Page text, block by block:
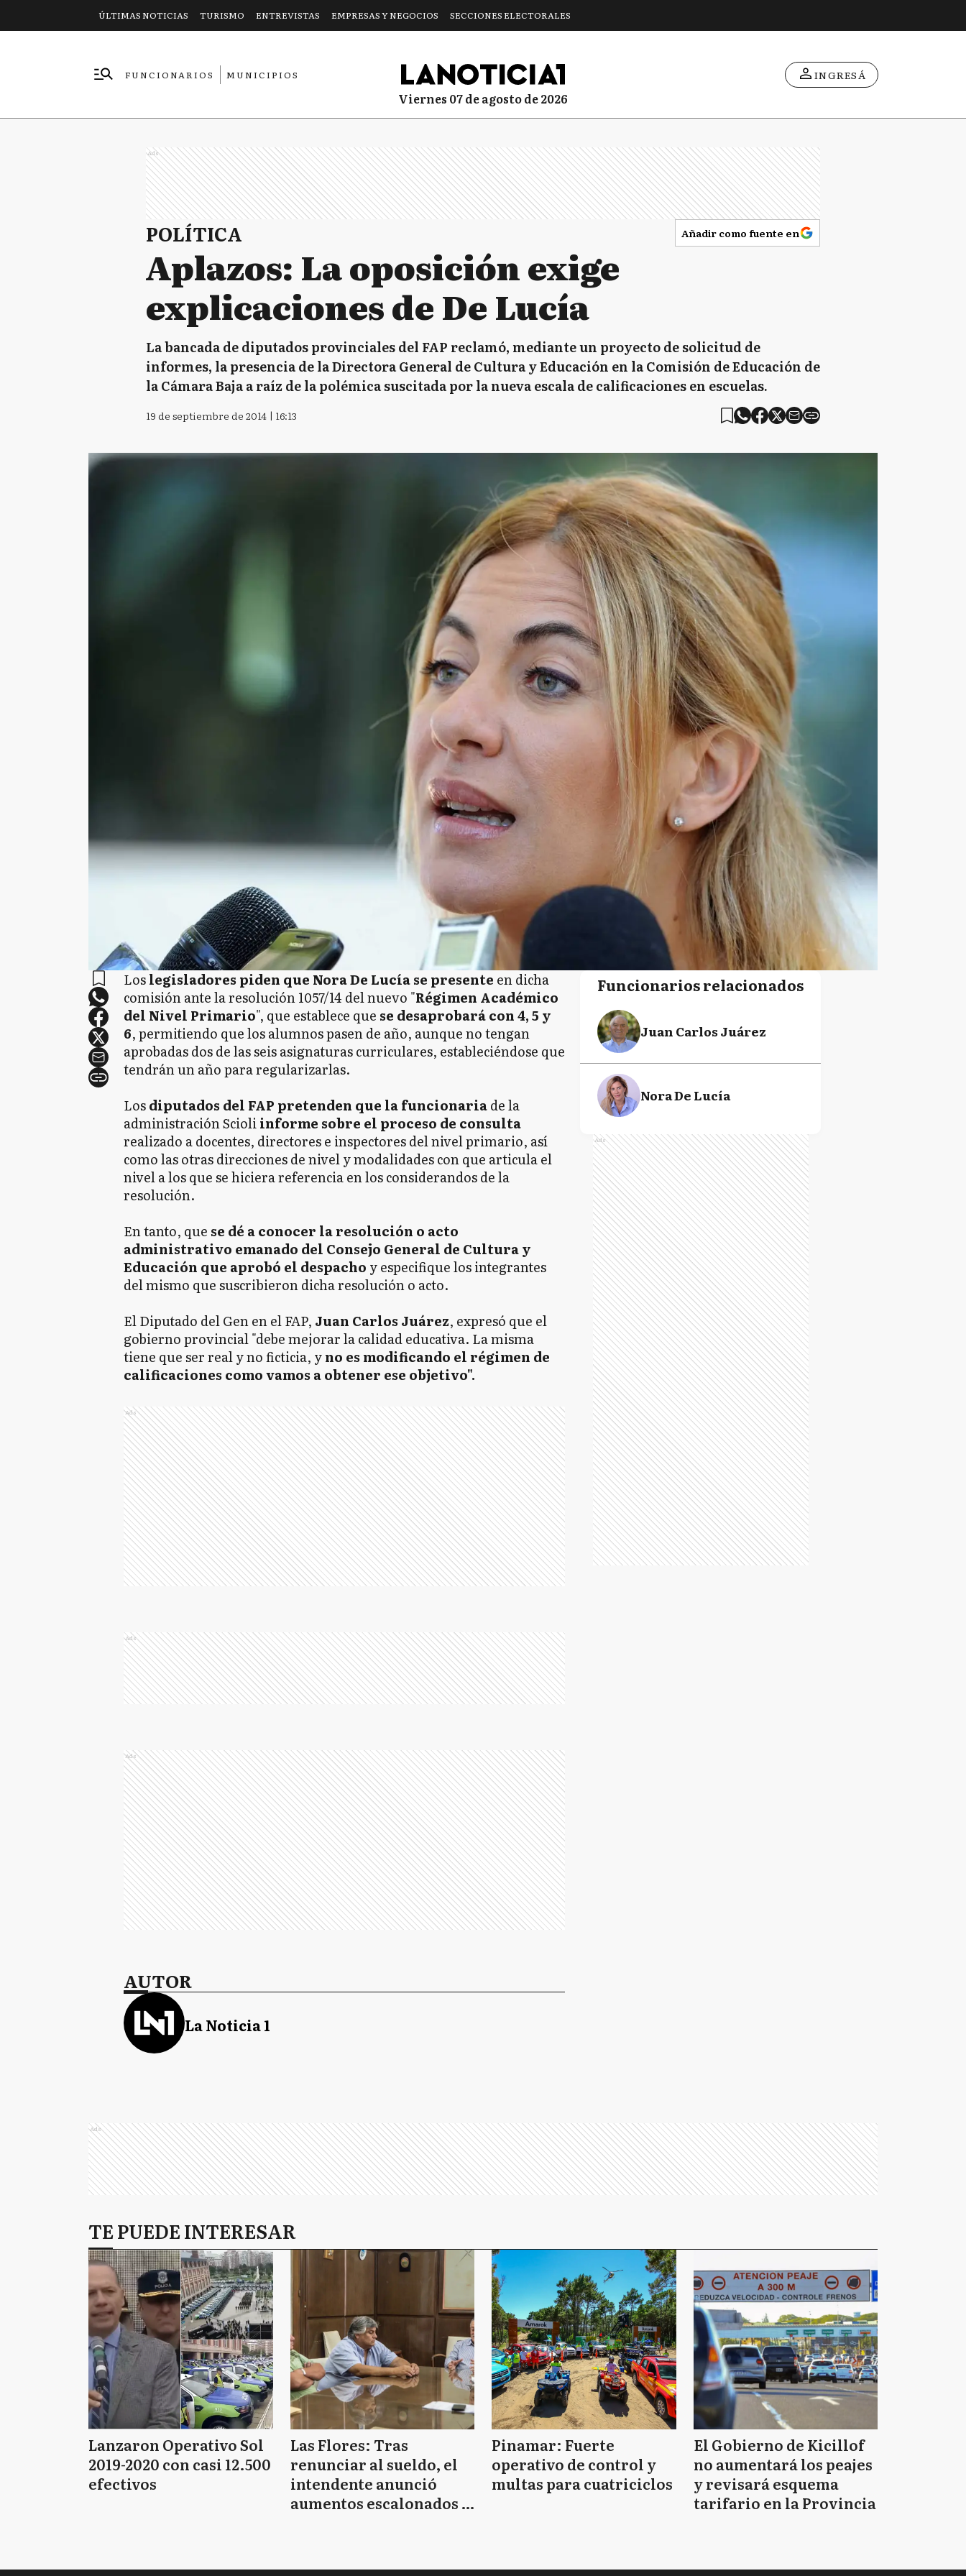
ÚLTIMAS NOTICIAS TURISMO ENTREVISTAS EMPRESAS Y NEGOCIOS SECCIONES ELECTORALES
FUNCIONARIOS
MUNICIPIOS
viernes 07 de agosto de 2026
INGRESÁ
Ads
POLÍTICA Añadir como fuente en
Aplazos: La oposición exige
explicaciones de De Lucía
La bancada de diputados provinciales del FAP reclamó, mediante un proyecto de solicitud de
informes, la presencia de la Directora General de Cultura y Educación en la Comisión de Educación de
la Cámara Baja a raíz de la polémica suscitada por la nueva escala de calificaciones en escuelas.
19 de septiembre de 2014 | 16:13
Loslegisladores piden que Nora De Lucía se presente en dicha
comisión ante la resolución 1057/14 del nuevo "Régimen Académico
del Nivel Primario", que establece que se desaprobará con 4, 5 y
6, permitiendo que los alumnos pasen de año, aunque no tengan
aprobadas dos de las seis asignaturas curriculares, estableciéndose que
tendrán un año para regularizarlas.
Losdiputados del FAP pretenden que la funcionariade la
administración Scioliinforme sobre el proceso de consulta
realizado a docentes, directores e inspectores del nivel primario, así
como las otras direcciones de nivel y modalidades con que articula el
nivel a los que se hiciera referencia en los considerandos de la
resolución.
En tanto, que se dé a conocer la resolución o acto
administrativo emanado del Consejo General de Cultura y
Educación que aprobó el despacho y especifique los integrantes
del mismo que suscribieron dicha resolución o acto.
El Diputado del Gen en el FAP, Juan Carlos Juárez, expresó que el
gobierno provincial "debe mejorar la calidad educativa. La misma
tiene que ser real y no ficticia, yno es modificando el régimen de
calificaciones como vamos a obtener ese objetivo".
Ads
Ads
Ads
AUTOR
La Noticia 1
Funcionarios relacionados
Juan Carlos Juárez
Nora De Lucía
Ads
Ads
TE PUEDE INTERESAR
Lanzaron Operativo Sol
2019-2020 con casi 12.500
efectivos
Las Flores: Tras
renunciar al sueldo, el
intendente anunció
aumentos escalonados y
Pinamar: Fuerte
operativo de control y
multas para cuatriciclos
El Gobierno de Kicillof
no aumentará los peajes
y revisará esquema
tarifario en la Provincia